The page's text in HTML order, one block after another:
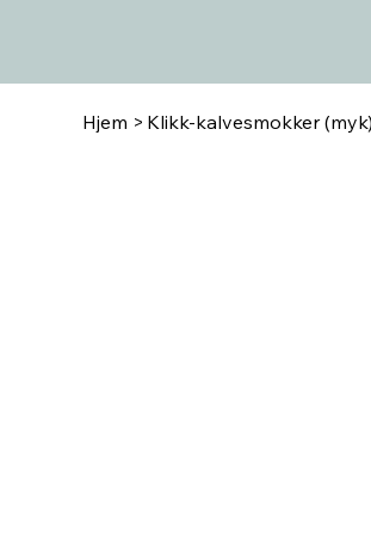
Hjem > Klikk-kalvesmokker (myk)